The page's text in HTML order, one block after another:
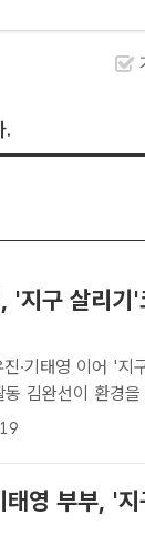
.
'지구 살리기
진·기태영 이어 '
소비자와 함
경살리는 소비 대
태영 부부, '